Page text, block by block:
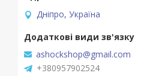
Дніпро, Україна
ashockshop@gmail.com
+380957902524